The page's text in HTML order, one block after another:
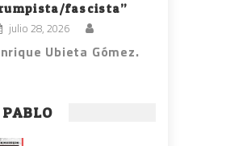
fascista”
julio 28, 2026
Ubieta Gómez.